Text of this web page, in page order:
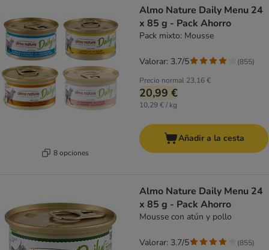
8 opciones
Almo Nature Daily Menu 24
x 85 g - Pack Ahorro
Pack mixto: Mousse
Precio normal 23,16 €
20,99 €
10,29 € / kg
Valorar: 3.7/5 (855)
Añadir a la cesta
Almo Nature Daily Menu 24
x 85 g - Pack Ahorro
Mousse con atún y pollo
Valorar: 3.7/5 (855)